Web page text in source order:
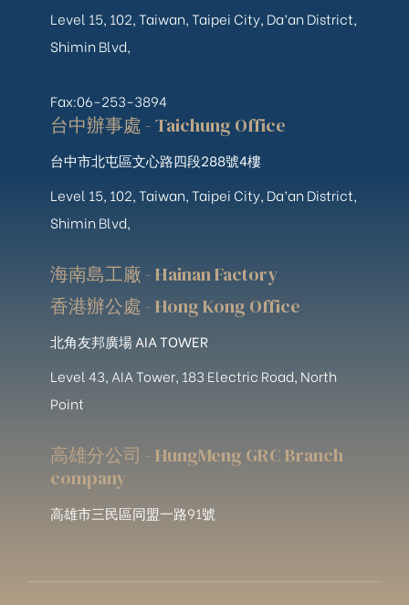
Level 15, 102, Taiwan, Taipei City, Da’an District,
Shimin Blvd,
Fax:06-253-3894
台中辦事處 - Taichung Office
台中市北屯區文心路四段288號4樓
Level 15, 102, Taiwan, Taipei City, Da’an District,
Shimin Blvd,
海南島工廠 - Hainan Factory
香港辦公處 - Hong Kong Office
北角友邦廣場 AIA TOWER
Level 43, AIA Tower, 183 Electric Road, North
Point
高雄分公司 - HungMeng GRC Branch
company
高雄市三民區同盟一路91號